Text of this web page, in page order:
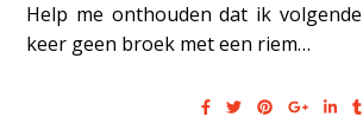
Help me onthouden dat ik volgende
keer geen broek met een riem…